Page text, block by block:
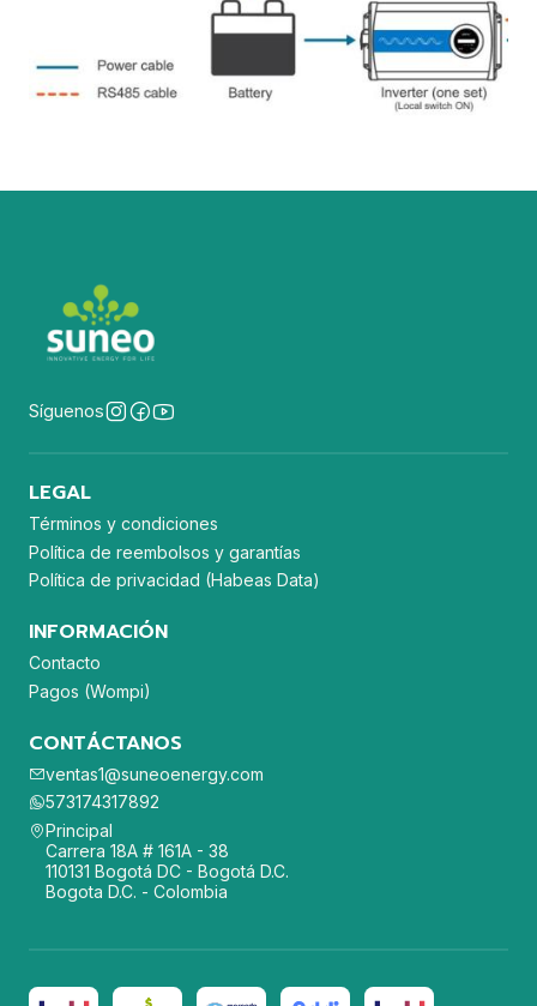
Síguenos
LEGAL
Términos y condiciones
Política de reembolsos y garantías
Política de privacidad (Habeas Data)
INFORMACIÓN
Contacto
Pagos (Wompi)
CONTÁCTANOS
ventas1@suneoenergy.com
573174317892
Principal
Carrera 18A # 161A - 38
110131 Bogotá DC - Bogotá D.C.
Bogota D.C. - Colombia